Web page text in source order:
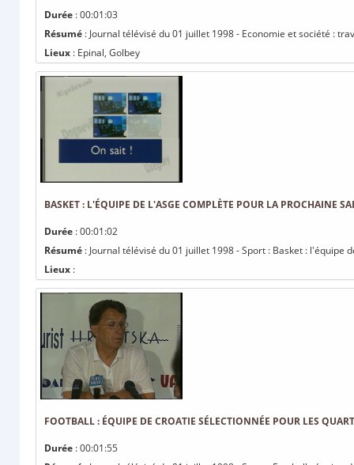
Durée : 00:01:03
Résumé : Journal télévisé du 01 juillet 1998 - Economie et société :
Lieux : Epinal, Golbey
BASKET : L'ÉQUIPE DE L'ASGE COMPLÈTE POUR LA PROCHAINE
Durée : 00:01:02
Résumé : Journal télévisé du 01 juillet 1998 - Sport : Basket : l'équipe
Lieux :
FOOTBALL : ÉQUIPE DE CROATIE SÉLECTIONNÉE POUR LES
Durée : 00:01:55